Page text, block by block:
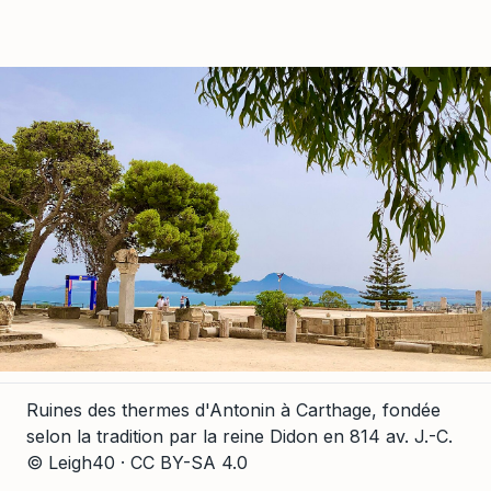
Ruines des thermes d'Antonin à Carthage, fondée
selon la tradition par la reine Didon en 814 av. J.-C.
© Leigh40 · CC BY-SA 4.0